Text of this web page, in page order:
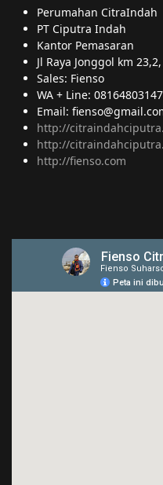
Perumahan CitraIndah
PT Ciputra Indah
Kantor Pemasaran
Jl Raya Jonggol km
Sales: Fienso
WA + Line:
Email:
http://
http://
http://fienso.com